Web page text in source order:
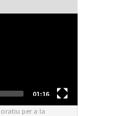
01:16
per a la